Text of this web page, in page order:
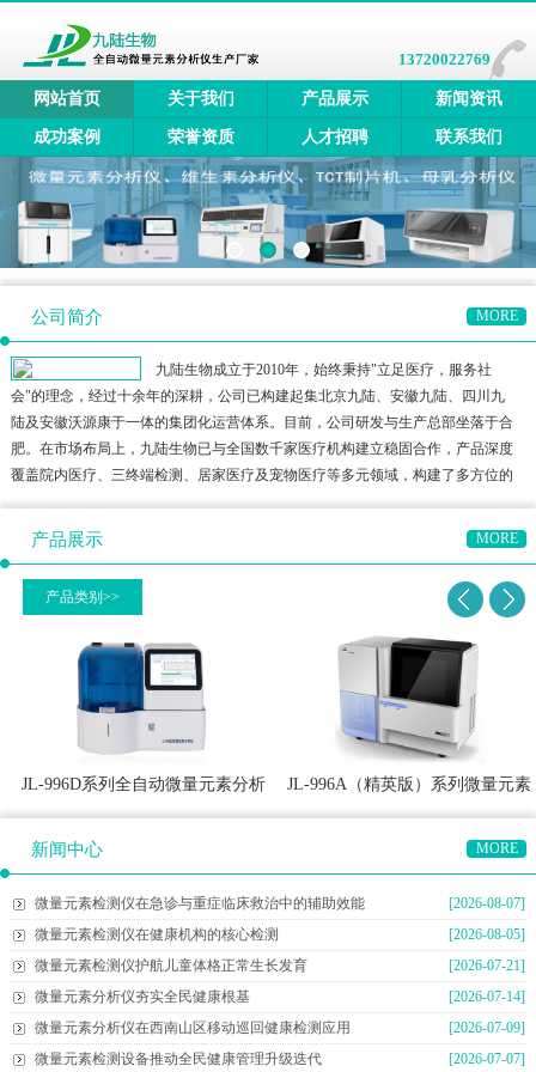
13720022769
网站首页 关于我们 产品展示 新闻资讯
成功案例 荣誉资质 人才招聘 联系我们
公司简介 MORE
九陆生物成立于2010年，始终秉持"立足医疗，服务社
会"的理念，经过十余年的深耕，公司已构建起集北京九陆、安徽九陆、四川九
陆及安徽沃源康于一体的集团化运营体系。目前，公司研发与生产总部坐落于合
肥。在市场布局上，九陆生物已与全国数千家医疗机构建立稳固合作，产品深度
覆盖院内医疗、三终端检测、居家医疗及宠物医疗等多元领域，构建了多方位的
产品展示 MORE
产品类别>>
JL-996D系列全自动微量元素分析
JL-996A（精英版）系列微量元素
新闻中心 MORE
[2026-08-07]
微量元素检测仪在急诊与重症临床救治中的辅助效能
[2026-08-05]
微量元素检测仪在健康机构的核心检测
[2026-07-21]
微量元素检测仪护航儿童体格正常生长发育
[2026-07-14]
微量元素分析仪夯实全民健康根基
[2026-07-09]
微量元素分析仪在西南山区移动巡回健康检测应用
[2026-07-07]
微量元素检测设备推动全民健康管理升级迭代